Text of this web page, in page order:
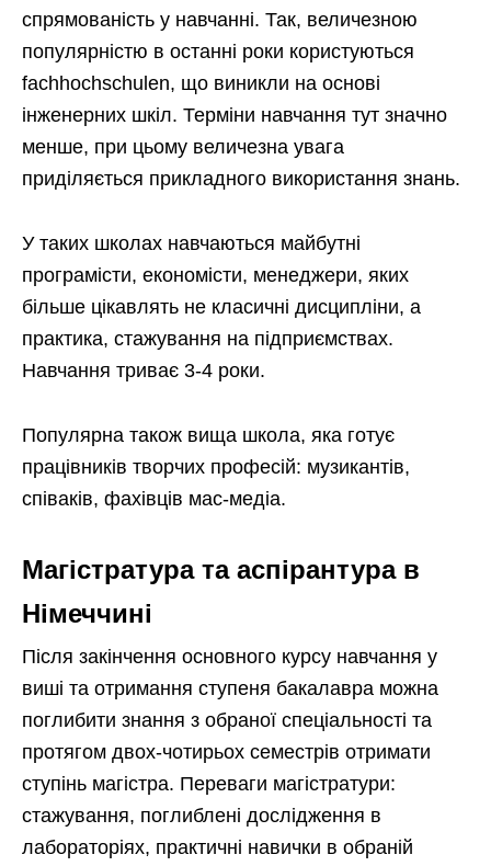
спрямованість у навчанні. Так, величезною
популярністю в останні роки користуються
fachhochschulen, що виникли на основі
інженерних шкіл. Терміни навчання тут значно
менше, при цьому величезна увага
приділяється прикладного використання знань.
У таких школах навчаються майбутні
програмісти, економісти, менеджери, яких
більше цікавлять не класичні дисципліни, а
практика, стажування на підприємствах.
Навчання триває 3-4 роки.
Популярна також вища школа, яка готує
працівників творчих професій: музикантів,
співаків, фахівців мас-медіа.
Магістратура та аспірантура в
Німеччині
Після закінчення основного курсу навчання у
виші та отримання ступеня бакалавра можна
поглибити знання з обраної спеціальності та
протягом двох-чотирьох семестрів отримати
ступінь магістра. Переваги магістратури:
стажування, поглиблені дослідження в
лабораторіях, практичні навички в обраній